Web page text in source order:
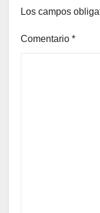
Los campos
Comentario *